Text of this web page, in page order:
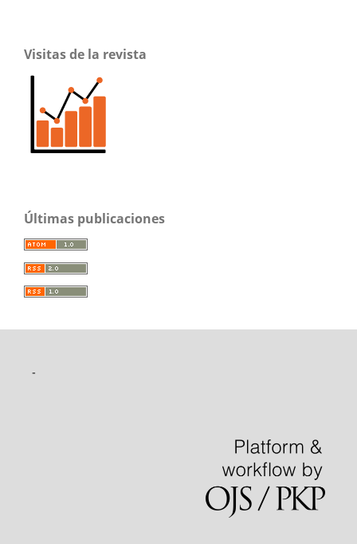
Visitas de la revista
Últimas publicaciones
-